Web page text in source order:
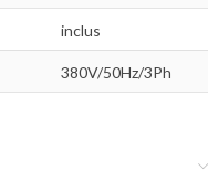
inclus
380V/50Hz/3Ph